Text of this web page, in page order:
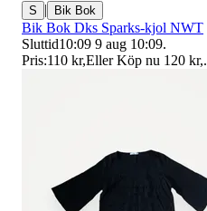
S | Bik Bok
Bik Bok Dks Sparks-kjol NWT
Sluttid10:09 9 aug 10:09.
Pris:110 kr,Eller Köp nu 120 kr,.